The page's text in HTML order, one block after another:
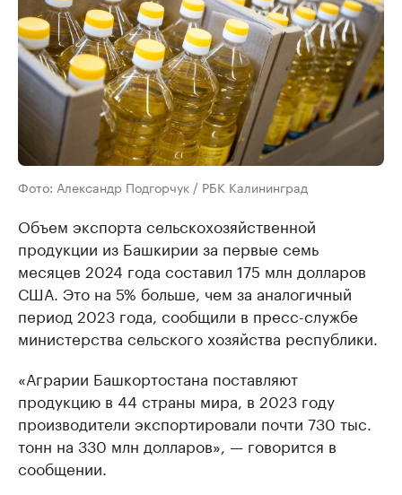
Фото: Александр Подгорчук / РБК Калининград
Объем экспорта сельскохозяйственной
продукции из Башкирии за первые семь
месяцев 2024 года составил 175 млн долларов
США. Это на 5% больше, чем за аналогичный
период 2023 года, сообщили в пресс-службе
министерства сельского хозяйства республики.
«Аграрии Башкортостана поставляют
продукцию в 44 страны мира, в 2023 году
производители экспортировали почти 730 тыс.
тонн на 330 млн долларов», — говорится в
сообщении.